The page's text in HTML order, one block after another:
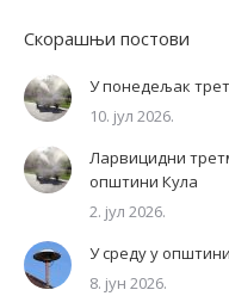
Скорашњи постови
У понедељак
10. јул 2026.
Ларвицидни
општини Кула
2. јул 2026.
У среду у
8. јун 2026.